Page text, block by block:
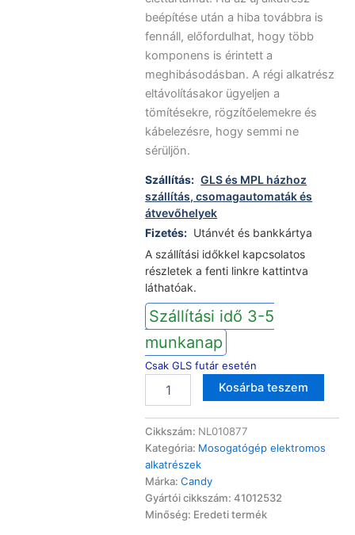
beépítése után a hiba továbbra is
fennáll, előfordulhat, hogy több
komponens is érintett a
meghibásodásban. A régi alkatrész
eltávolításakor ügyeljen a
tömítésekre, rögzítőelemekre és
kábelezésre, hogy semmi ne
sérüljön.
Szállítás: GLS és MPL házhoz
szállítás, csomagautomaták és
átvevőhelyek
Fizetés: Utánvét és bankkártya
A szállítási időkkel kapcsolatos
részletek a fenti linkre kattintva
láthatóak.
Szállítási idő 3-5
munkanap
Csak GLS futár esetén
mosogatógép
41012532
mennyiség
Kosárba teszem
Cikkszám: NL010877
Kategória: Mosogatógép elektromos
alkatrészek
Márka:Candy
Gyártói cikkszám: 41012532
Minőség: Eredeti termék